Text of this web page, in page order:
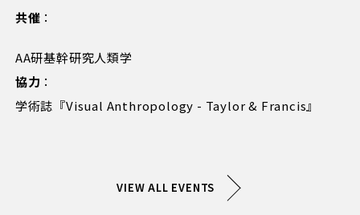
共催 ：
AA研基幹研究人類学
協力 ：
学術誌『Visual Anthropology - Taylor & Francis』
VIEW ALL EVENTS